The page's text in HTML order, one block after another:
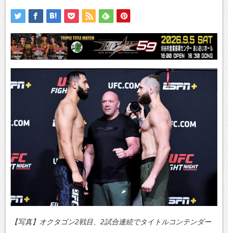
【写真】オクタゴン2戦目、2試合連続でタイトルコンテンダー